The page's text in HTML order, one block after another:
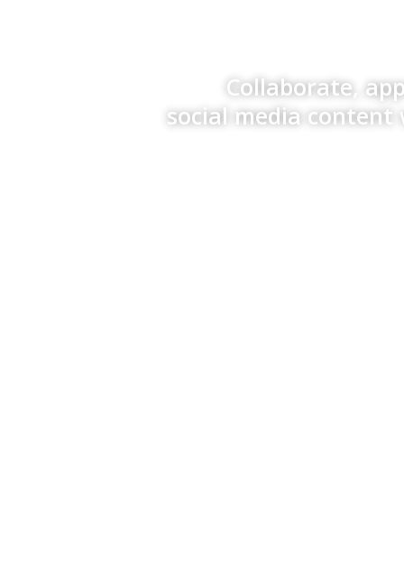
Collaborate,
social media